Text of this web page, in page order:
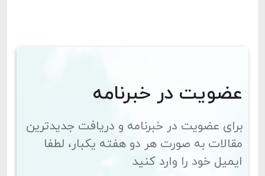
عضویت در خبرنامه
برای عضویت در خبرنامه و دریافت جدیدترین
مقالات به صورت هر دو هفته یکبار، لطفا
ایمیل خود را وارد کنید